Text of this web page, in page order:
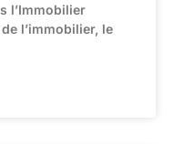
l’Immobilier
l’immobilier, le